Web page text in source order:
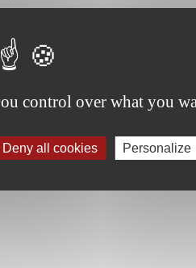
control over what you
Deny all cookies Personalize